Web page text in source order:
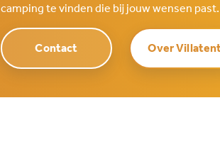
camping te vinden die bij jouw wensen past.
Contact Over